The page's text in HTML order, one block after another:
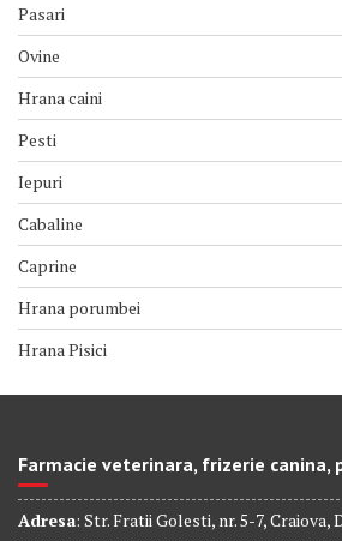
Pasari
Ovine
Hrana caini
Pesti
Iepuri
Cabaline
Caprine
Hrana porumbei
Hrana Pisici
Farmacie veterinara, frizerie canina,
Adresa: Str. Fratii Golesti, nr. 5-7, Craiova,